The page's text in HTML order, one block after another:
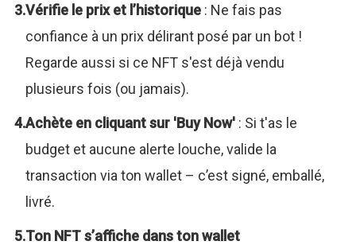
Vérifie le prix et l’historique: Ne fais pas
confiance à un prix délirant posé par un bot !
Regarde aussi si ce NFT s'est déjà vendu
plusieurs fois (ou jamais).
Achète en cliquant sur 'Buy Now': Si t'as le
budget et aucune alerte louche, valide la
transaction via ton wallet – c’est signé, emballé,
livré.
Ton NFT s’affiche dans ton wallet